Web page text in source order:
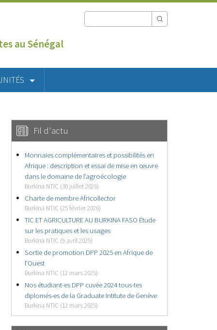
au Sénégal
Fil d'actu
Monnaies complémentaires et possibilités en
Afrique : description et essai de mise en œuvre
dans le domaine de l’agroécologie
Burkina NTIC (30 juillet 2026)
Charte de membre Africollector
Burkina NTIC (25 février 2026)
TIC ET AGRICULTURE AU BURKINA FASO Étude
sur les pratiques et les usages
Burkina NTIC (9 avril 2025)
Sortie de promotion DPP 2025 en Afrique de
l’Ouest
Burkina NTIC (12 mars 2025)
Nos étudiant-es DPP cuvée 2024 tous-tes
diplomés-es de la Graduate Intitute de Genève
Burkina NTIC (12 mars 2025)